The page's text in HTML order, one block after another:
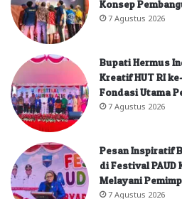
Konsep
7 Agustus 2026
Bupati Hermus
Kreatif HUT RI
Fondasi Utama
7 Agustus 2026
Pesan Inspiratif
di Festival PAUD
Melayani
7 Agustus 2026